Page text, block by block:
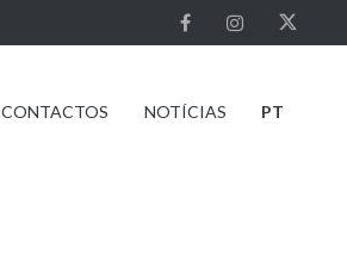
CONTACTOS NOTÍCIAS PT